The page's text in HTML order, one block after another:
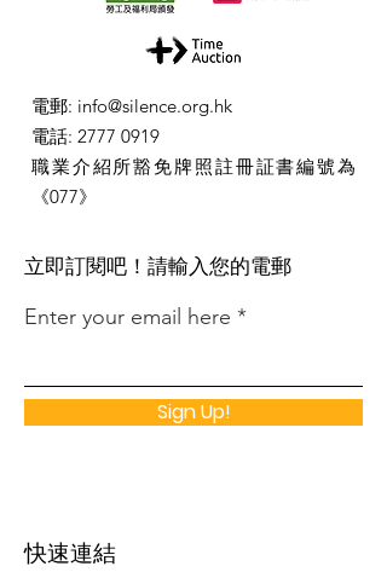
電郵: info@silence.org.hk
電話: 2777 0919
職業介紹所豁免牌照註冊証書編號為
《077》
​立即訂閱吧！請輸入您的電郵
Enter your email here
Sign Up!
快速連結